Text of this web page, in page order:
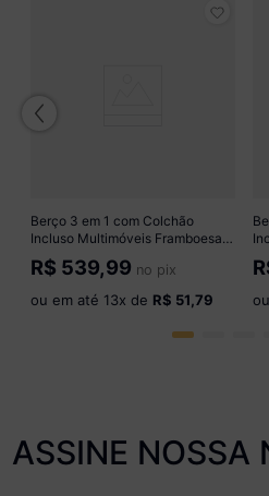
Berço 3 em 1 com Colchão
Incluso Multimóveis Framboesa
MP4302 Branco
R$ 539,99 no pix
ou em até 13x de R$ 51,79
ASSINE NOSSA